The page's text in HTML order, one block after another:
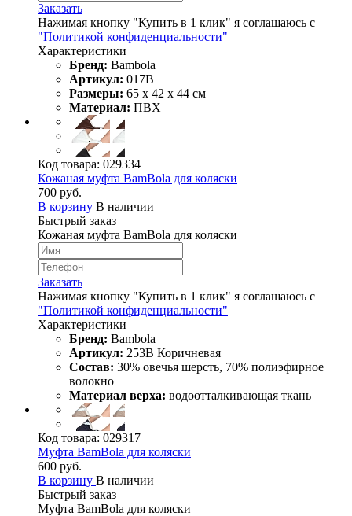
Заказать
Нажимая кнопку "Купить в 1 клик" я соглашаюсь с
"Политикой конфиденциальности"
Характеристики
Бренд: Bambola
Артикул: 017B
Размеры: 65 х 42 х 44 см
Материал: ПВХ
Код товара: 029334
Кожаная муфта BamBola для коляски
700 руб.
В корзину В наличии
Быстрый заказ
Кожаная муфта BamBola для коляски
Заказать
Нажимая кнопку "Купить в 1 клик" я соглашаюсь с
"Политикой конфиденциальности"
Характеристики
Бренд: Bambola
Артикул: 253B Коричневая
Состав: 30% овечья шерсть, 70% полиэфирное
волокно
Материал верха: водоотталкивающая ткань
Код товара: 029317
Муфта BamBola для коляски
600 руб.
В корзину В наличии
Быстрый заказ
Муфта BamBola для коляски